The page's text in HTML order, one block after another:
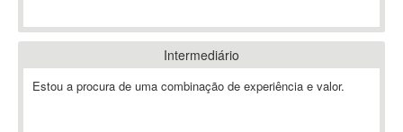
ABAP
Abaqus
ABBYY FineReader
Intermediário
Estou a procura de uma combinação de experiência e valor.